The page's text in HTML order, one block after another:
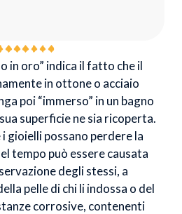
in oro” indica il fatto che il
in ottone o acciaio
poi “immerso” in un bagno
superficie ne sia ricoperta.
i gioielli possano perdere la
tempo può essere causata
degli stessi, a
pelle di chi li indossa o del
corrosive, contenenti